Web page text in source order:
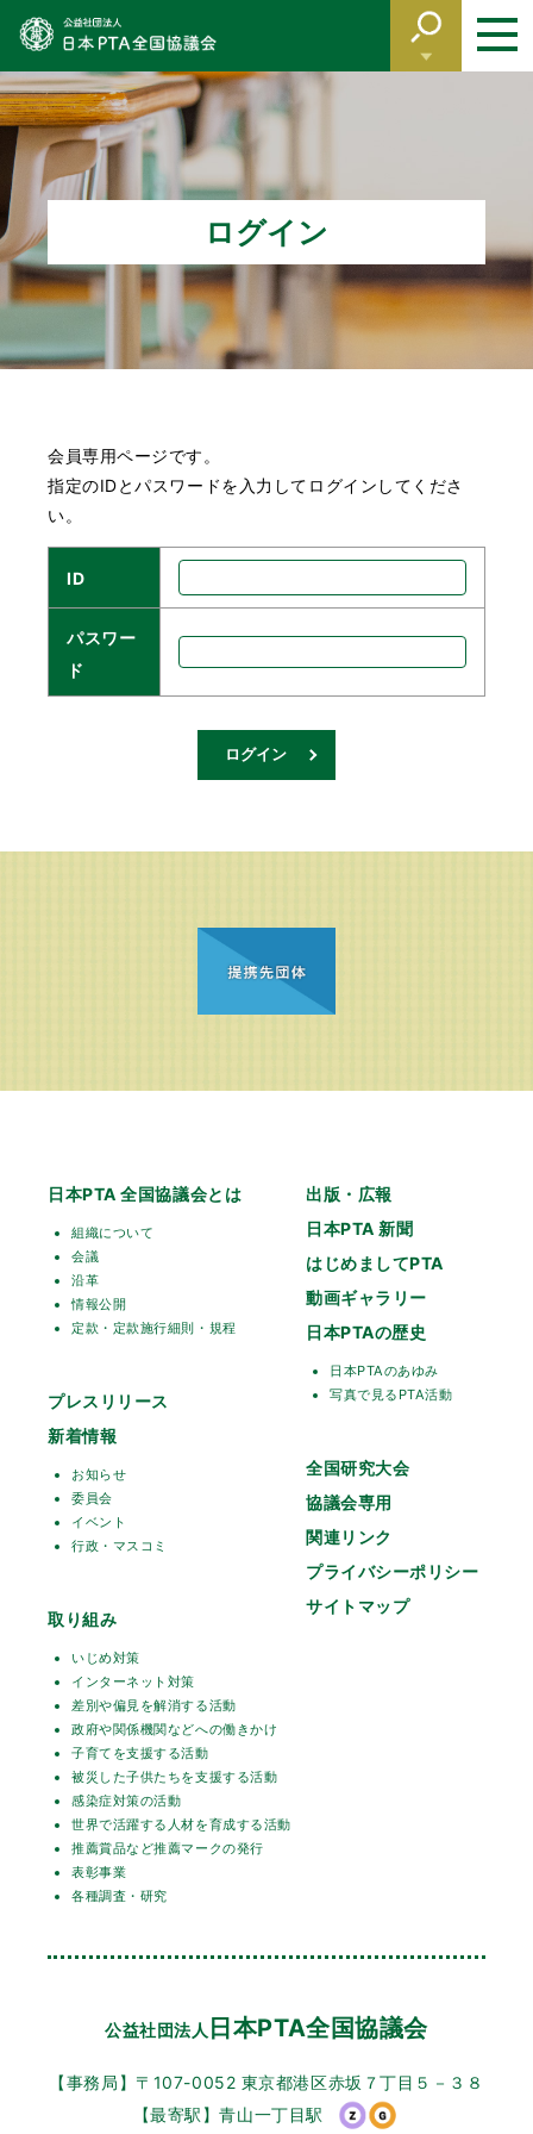
このページの本文へ
ログイン
会員専用ページです。
指定のIDとパスワードを入力してログインしてくださ
い。
ID
パスワー
ド
ログイン
日本PTA 全国協議会とは
組織について
会議
沿革
情報公開
定款・定款施行細則・規程
プレスリリース
新着情報
お知らせ
委員会
イベント
行政・マスコミ
取り組み
いじめ対策
インターネット対策
差別や偏見を解消する活動
政府や関係機関などへの働きかけ
子育てを支援する活動
被災した子供たちを支援する活動
感染症対策の活動
世界で活躍する人材を育成する活動
推薦賞品など推薦マークの発行
表彰事業
各種調査・研究
出版・広報
日本PTA 新聞
はじめましてPTA
動画ギャラリー
日本PTAの歴史
日本PTAのあゆみ
写真で見るPTA活動
全国研究大会
協議会専用
関連リンク
プライバシーポリシー
サイトマップ
公益社団法人 日本PTA全国協議会
【事務局】〒107-0052 東京都港区赤坂７丁目５－３８
【最寄駅】青山一丁目駅